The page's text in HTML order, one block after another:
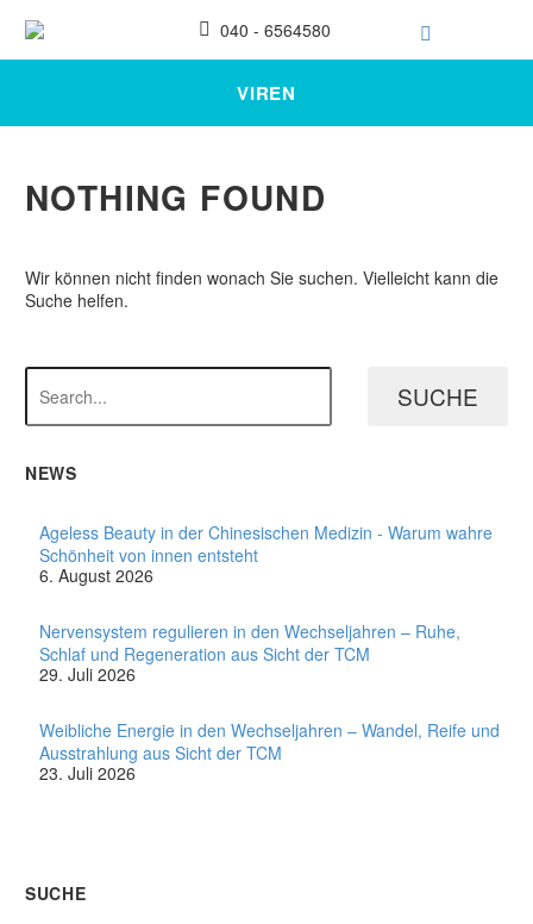
040 - 6564580
VIREN
NOTHING FOUND
Wir können nicht finden wonach Sie suchen. Vielleicht kann die
Suche helfen.
SUCHE
NEWS
Ageless Beauty in der Chinesischen Medizin - Warum wahre
Schönheit von innen entsteht
6. August 2026
Nervensystem regulieren in den Wechseljahren – Ruhe,
Schlaf und Regeneration aus Sicht der TCM
29. Juli 2026
Weibliche Energie in den Wechseljahren – Wandel, Reife und
Ausstrahlung aus Sicht der TCM
23. Juli 2026
SUCHE